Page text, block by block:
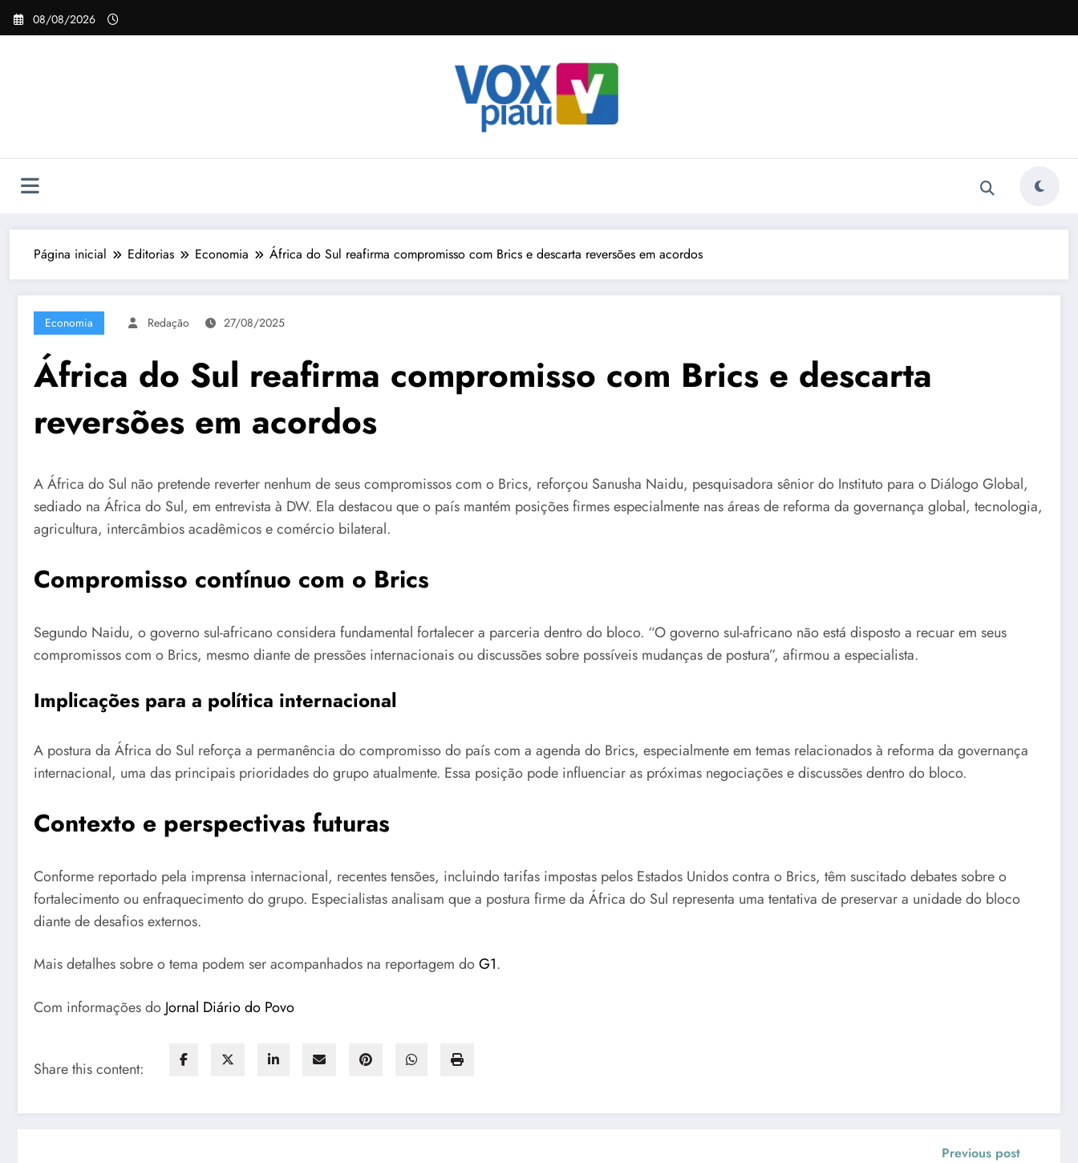
Pular
para
08/08/2026
Página inicial Editorias Economia África do Sul reafirma compromisso com Brics e descarta reversões em acordos
Economia Redação 27/08/2025
África do Sul reafirma compromisso com Brics e descarta
reversões em acordos
A África do Sul não pretende reverter nenhum de seus compromissos com o Brics, reforçou Sanusha Naidu, pesquisadora sênior do Instituto para o Diálogo Global,
sediado na África do Sul, em entrevista à DW. Ela destacou que o país mantém posições firmes especialmente nas áreas de reforma da governança global, tecnologia,
agricultura, intercâmbios acadêmicos e comércio bilateral.
Compromisso contínuo com o Brics
Segundo Naidu, o governo sul-africano considera fundamental fortalecer a parceria dentro do bloco. “O governo sul-africano não está disposto a recuar em seus
compromissos com o Brics, mesmo diante de pressões internacionais ou discussões sobre possíveis mudanças de postura”, afirmou a especialista.
Implicações para a política internacional
A postura da África do Sul reforça a permanência do compromisso do país com a agenda do Brics, especialmente em temas relacionados à reforma da governança
internacional, uma das principais prioridades do grupo atualmente. Essa posição pode influenciar as próximas negociações e discussões dentro do bloco.
Contexto e perspectivas futuras
Conforme reportado pela imprensa internacional, recentes tensões, incluindo tarifas impostas pelos Estados Unidos contra o Brics, têm suscitado debates sobre o
fortalecimento ou enfraquecimento do grupo. Especialistas analisam que a postura firme da África do Sul representa uma tentativa de preservar a unidade do bloco
diante de desafios externos.
Mais detalhes sobre o tema podem ser acompanhados na reportagem doG1.
Com informações do Jornal Diário do Povo
Share this content:
Previous post